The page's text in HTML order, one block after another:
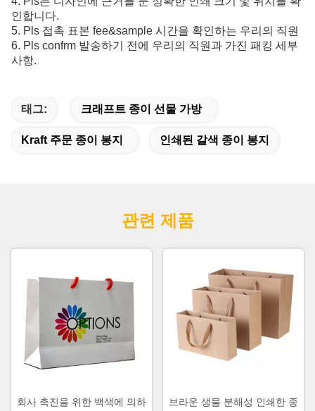
인합니다.
5. Pls 접촉 표본 fee&sample 시간을 확인하는 우리의 직원
6. Pls confrm 발송하기 전에 우리의 직원과 가진 패킹 세부
사항.
태그: 크래프트 종이 선물 가방
Kraft 주문 종이 봉지 인쇄된 갈색 종이 봉지
관련 제품
회사 촉진을 위한 백색에 의하
브라운 생물 분해성 인쇄한 종